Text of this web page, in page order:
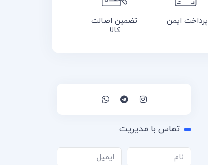
پرداخت ایمن
تضمین اصالت
کالا
تماس با مدیریت